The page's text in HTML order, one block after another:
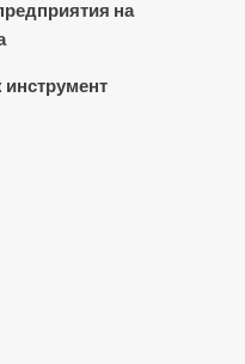
на
инструмент